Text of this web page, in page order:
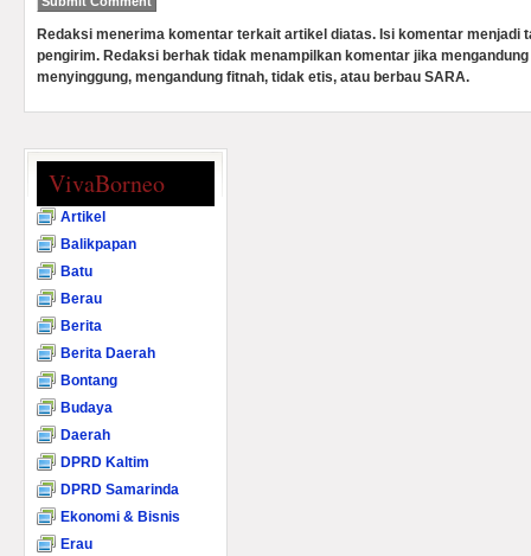
Redaksi menerima komentar terkait artikel diatas. Isi komentar menjadi
pengirim. Redaksi berhak tidak menampilkan komentar jika
menyinggung, mengandung fitnah, tidak etis, atau berbau SARA.
VivaBorneo
Artikel
Balikpapan
Batu
Berau
Berita
Berita Daerah
Bontang
Budaya
Daerah
DPRD Kaltim
DPRD Samarinda
Ekonomi & Bisnis
Erau